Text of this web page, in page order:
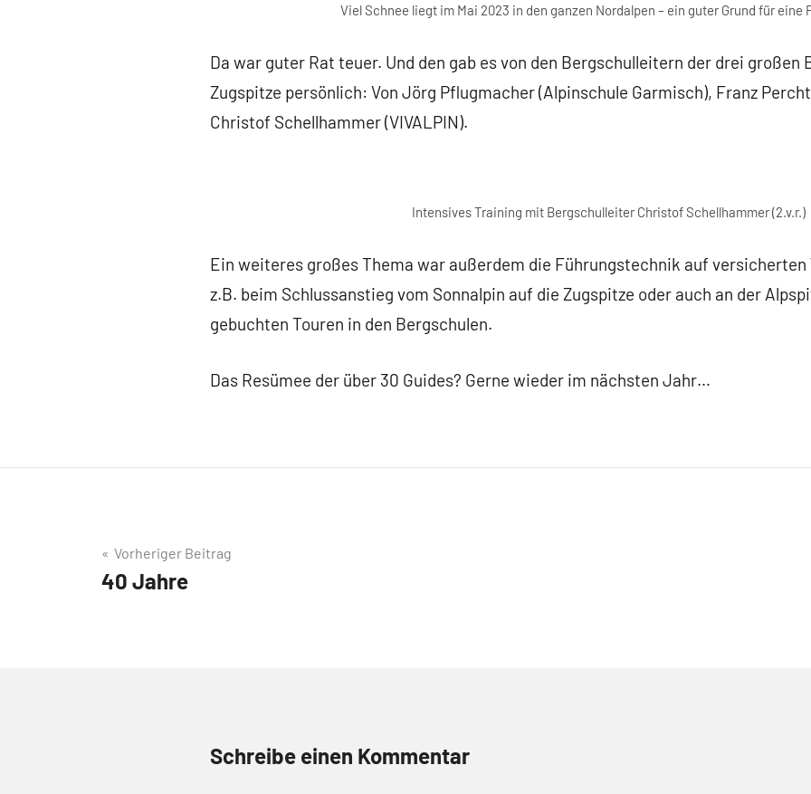
Viel Schnee liegt im Mai 2023 in den ganzen Nordalpen – ein guter Grund für eine
Da war guter Rat teuer. Und den gab es von den Bergschulleitern der drei großen
Zugspitze persönlich: Von Jörg Pflugmacher (Alpinschule Garmisch), Franz
Christof Schellhammer (VIVALPIN).
Intensives Training mit Bergschulleiter Christof Schellhammer (2.v.r.)
Ein weiteres großes Thema war außerdem die Führungstechnik auf versicherten
z.B. beim Schlussanstieg vom Sonnalpin auf die Zugspitze oder auch an der
gebuchten Touren in den Bergschulen.
Das Resümee der über 30 Guides? Gerne wieder im nächsten Jahr…
Beitragsnavigation
Vorheriger Beitrag
40 Jahre
Schreibe einen Kommentar